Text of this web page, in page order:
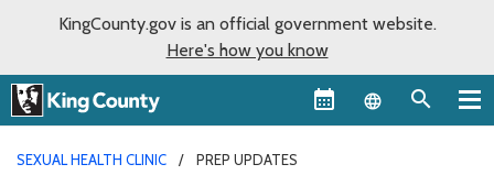
KingCounty.gov is an official government website.
Here's how you know
Language
SEXUAL HEALTH CLINIC PREP UPDATES